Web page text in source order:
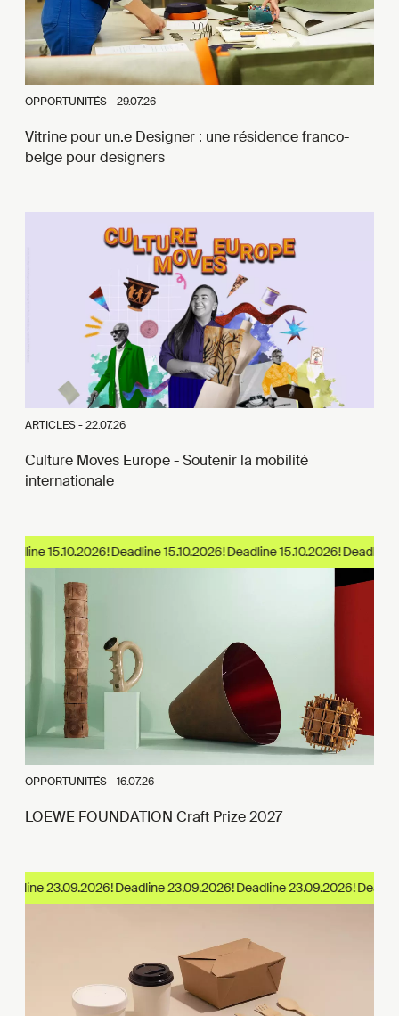
OPPORTUNITÉS -29.07.26
Vitrine pour un.e Designer : une résidence franco-
belge pour designers
ARTICLES -22.07.26
Culture Moves Europe - Soutenir la mobilité
internationale
15.10.2026!
OPPORTUNITÉS -16.07.26
LOEWE FOUNDATION Craft Prize 2027
23.09.2026!